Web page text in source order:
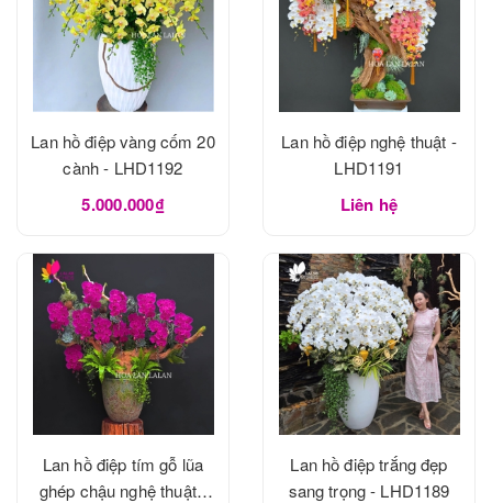
Lan hồ điệp vàng cốm 20
cành - LHD1192
5.000.000₫
Lan hồ điệp nghệ thuật -
LHD1191
Liên hệ
Lan hồ điệp tím gỗ lũa
ghép chậu nghệ thuật -
Lan hồ điệp trắng đẹp
sang trọng - LHD1189